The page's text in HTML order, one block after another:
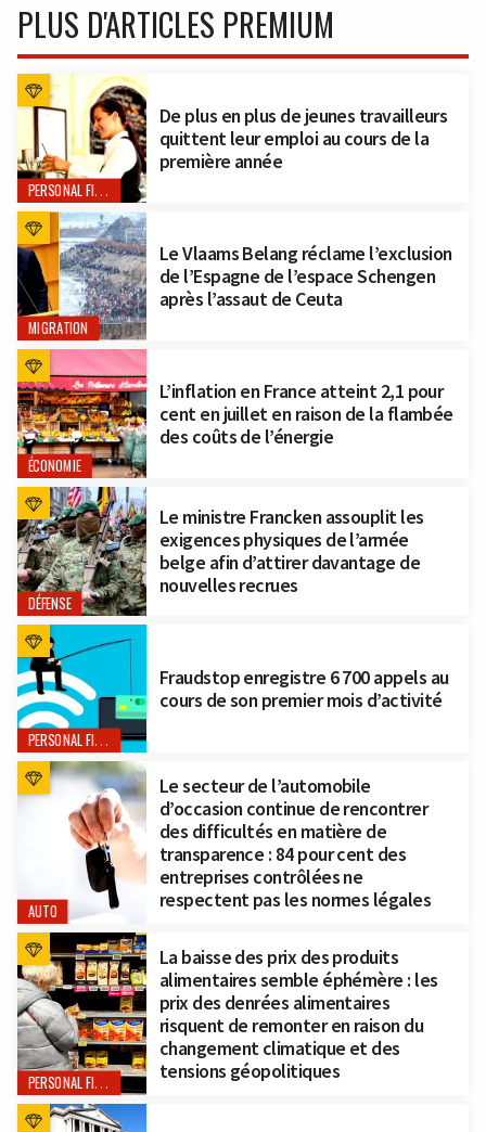
PLUS D'ARTICLES PREMIUM
PERSONAL FINANCE
De plus en plus de jeunes travailleurs
quittent leur emploi au cours de la
première année
MIGRATION
Le Vlaams Belang réclame l’exclusion
de l’Espagne de l’espace Schengen
après l’assaut de Ceuta
ÉCONOMIE
L’inflation en France atteint 2,1 pour
cent en juillet en raison de la flambée
des coûts de l’énergie
DÉFENSE
Le ministre Francken assouplit les
exigences physiques de l’armée
belge afin d’attirer davantage de
nouvelles recrues
PERSONAL FINANCE
Fraudstop enregistre 6 700 appels au
cours de son premier mois d’activité
AUTO
Le secteur de l’automobile
d’occasion continue de rencontrer
des difficultés en matière de
transparence : 84 pour cent des
entreprises contrôlées ne
respectent pas les normes légales
PERSONAL FINANCE
La baisse des prix des produits
alimentaires semble éphémère : les
prix des denrées alimentaires
risquent de remonter en raison du
changement climatique et des
tensions géopolitiques